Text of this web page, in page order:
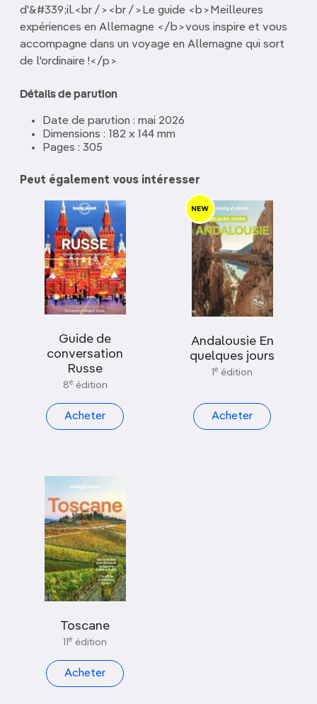
d'&#339;il.<br /><br />Le guide <b>Meilleures
expériences en Allemagne </b>vous inspire et vous
accompagne dans un voyage en Allemagne qui sort
de l'ordinaire !</p>
Détails de parution
Date de parution : mai 2026
Dimensions : 182 x 144 mm
Pages : 305
Peut également vous intéresser
Guide de
conversation
Russe
8e édition
Acheter
Andalousie En
quelques jours
1 e édition
Acheter
Toscane
11 e édition
Acheter